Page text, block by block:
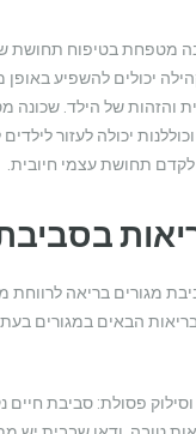
מטפחת בטיפוח תחושת
יכולים להשפיע
והזהות של הילד. שכונה
יכולה לעזור
לקדם תחושת עצמי חיובית.
מגורים בריאה
הבאים במגורים
פסולת: סביבת חיים